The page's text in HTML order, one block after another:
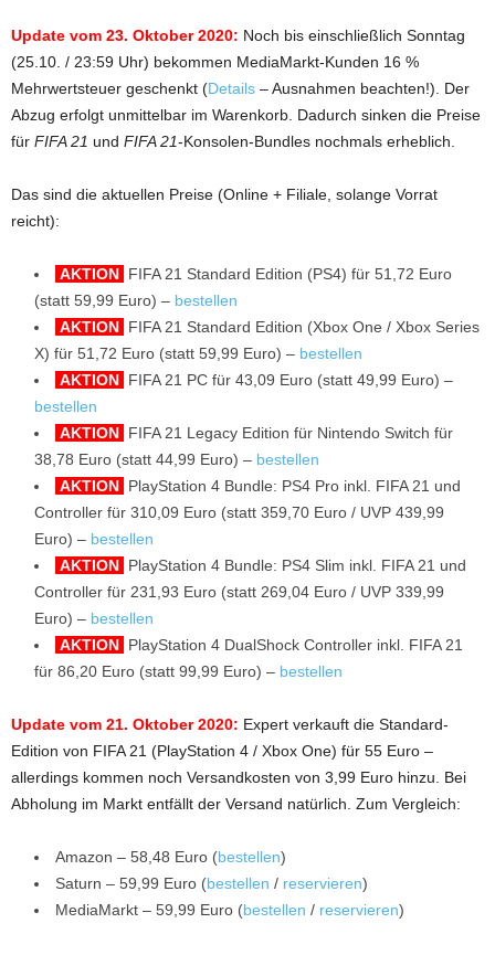
Update vom 23. Oktober 2020: Noch bis einschließlich Sonntag
(25.10. / 23:59 Uhr) bekommen MediaMarkt-Kunden 16 %
Mehrwertsteuer geschenkt (Details – Ausnahmen beachten!). Der
Abzug erfolgt unmittelbar im Warenkorb. Dadurch sinken die Preise
für FIFA 21 und FIFA 21-Konsolen-Bundles nochmals erheblich.
Das sind die aktuellen Preise (Online + Filiale, solange Vorrat
reicht):
AKTION FIFA 21 Standard Edition (PS4) für 51,72 Euro
(statt 59,99 Euro) – bestellen
AKTION FIFA 21 Standard Edition (Xbox One / Xbox Series
X) für 51,72 Euro (statt 59,99 Euro) – bestellen
AKTION FIFA 21 PC für 43,09 Euro (statt 49,99 Euro) –
bestellen
AKTION FIFA 21 Legacy Edition für Nintendo Switch für
38,78 Euro (statt 44,99 Euro) – bestellen
AKTION PlayStation 4 Bundle: PS4 Pro inkl. FIFA 21 und
Controller für 310,09 Euro (statt 359,70 Euro / UVP 439,99
Euro) – bestellen
AKTION PlayStation 4 Bundle: PS4 Slim inkl. FIFA 21 und
Controller für 231,93 Euro (statt 269,04 Euro / UVP 339,99
Euro) – bestellen
AKTION PlayStation 4 DualShock Controller inkl. FIFA 21
für 86,20 Euro (statt 99,99 Euro) – bestellen
Update vom 21. Oktober 2020: Expert verkauft die Standard-
Edition von FIFA 21 (PlayStation 4 / Xbox One) für 55 Euro –
allerdings kommen noch Versandkosten von 3,99 Euro hinzu. Bei
Abholung im Markt entfällt der Versand natürlich. Zum Vergleich:
Amazon – 58,48 Euro (bestellen)
Saturn – 59,99 Euro (bestellen / reservieren)
MediaMarkt – 59,99 Euro (bestellen / reservieren)